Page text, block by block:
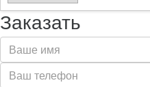
Заказать